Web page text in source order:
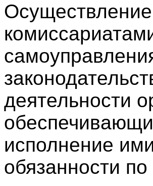
деятельности
исполнение
обязанности